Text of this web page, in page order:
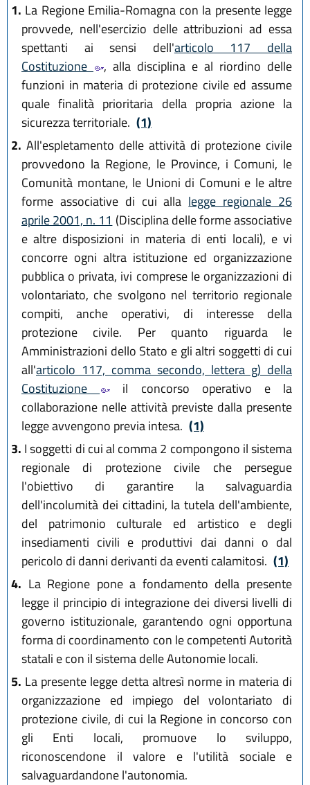
1. La Regione Emilia-Romagna con la presente legge
provvede, nell'esercizio delle attribuzioni ad essa
spettanti ai sensi dell'articolo 117 della
Costituzione
, alla disciplina e al riordino delle
funzioni in materia di protezione civile ed assume
quale finalità prioritaria della propria azione la
sicurezza territoriale. (1)
2. All'espletamento delle attività di protezione civile
provvedono la Regione, le Province, i Comuni, le
Comunità montane, le Unioni di Comuni e le altre
forme associative di cui alla legge regionale 26
aprile 2001, n. 11 (Disciplina delle forme associative
e altre disposizioni in materia di enti locali), e vi
concorre ogni altra istituzione ed organizzazione
pubblica o privata, ivi comprese le organizzazioni di
volontariato, che svolgono nel territorio regionale
compiti, anche operativi, di interesse della
protezione civile. Per quanto riguarda le
Amministrazioni dello Stato e gli altri soggetti di cui
all'articolo 117, comma secondo, lettera g) della
Costituzione
il concorso operativo e la
collaborazione nelle attività previste dalla presente
legge avvengono previa intesa. (1)
3. I soggetti di cui al comma 2 compongono il sistema
regionale di protezione civile che persegue
l'obiettivo di garantire la salvaguardia
dell'incolumità dei cittadini, la tutela dell'ambiente,
del patrimonio culturale ed artistico e degli
insediamenti civili e produttivi dai danni o dal
pericolo di danni derivanti da eventi calamitosi. (1)
4. La Regione pone a fondamento della presente
legge il principio di integrazione dei diversi livelli di
governo istituzionale, garantendo ogni opportuna
forma di coordinamento con le competenti Autorità
statali e con il sistema delle Autonomie locali.
5. La presente legge detta altresì norme in materia di
organizzazione ed impiego del volontariato di
protezione civile, di cui la Regione in concorso con
gli Enti locali, promuove lo sviluppo,
riconoscendone il valore e l'utilità sociale e
salvaguardandone l'autonomia.